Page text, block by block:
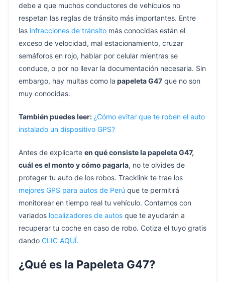
debe a que muchos conductores de vehículos no
respetan las reglas de tránsito más importantes. Entre
las infracciones de tránsito más conocidas están el
exceso de velocidad, mal estacionamiento, cruzar
semáforos en rojo, hablar por celular mientras se
conduce, o por no llevar la documentación necesaria. Sin
embargo, hay multas como la papeleta G47 que no son
muy conocidas.
También puedes leer: ¿Cómo evitar que te roben el auto
instalado un dispositivo GPS?
Antes de explicarte en qué consiste la papeleta G47,
cuál es el monto y cómo pagarla, no te olvides de
proteger tu auto de los robos. Tracklink te trae los
mejores GPS para autos de Perú que te permitirá
monitorear en tiempo real tu vehículo. Contamos con
variados localizadores de autos que te ayudarán a
recuperar tu coche en caso de robo. Cotiza el tuyo gratis
dando CLIC AQUÍ.
¿Qué es la Papeleta G47?